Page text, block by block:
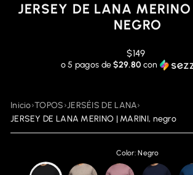
JERSEY DE LANA
NEGRO
Precio
habitual
$149
o 5 pagos de$29.80 con
Inicio›TOPOS›JERSÉIS DE LANA›
JERSEY DE LANA MERINO | MARINI, negro
Color: Negro